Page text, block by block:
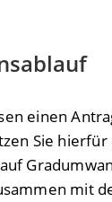
einen
Sie hierfür
mit